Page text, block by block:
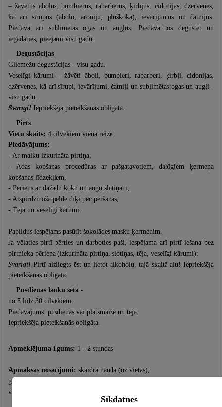
– žāvētus ābolus, bumbierus, rabarberus, ķirbjus, cidonijas, dzērvenes,
kā arī sīrupus (ābolu, aroniju, plūškoka), ievārījumus un čatnijus.
Piedāvā arī sublimētas ogas un augļus. Piedāvā tos degustēt un
iegādāties, pieejami visu gadu.
Degustācijas
Gliemežu degustācijas - visu gadu.
Veselīgi kārumi – žāvēti āboli, bumbieri, rabarberi, ķirbji, cidonijas,
dzērvenes, kā arī sīrupi, ievārījumi, čatniji un sublimētas ogas un augļi -
visu gadu.
Svarīgi! Iepriekšēja pieteikšanās obligāta.
Pirts
Vietu skaits: 4 cilvēkiem vienā reizē.
Piedāvājums:
- Ar malku izkurināta pirtiņa,
- Ādas kopšanas procedūras ar pašgatavotiem, dabīgiem ķermeņa
kopšanas līdzekļiem,
- Pēriens ar dažādu koku un augu slotiņām,
- Atspirdzinoša pelde dīķī pēc pēršanās,
- Tēja un veselīgi kārumi.
Papildus iespējams pasūtīt šokolādes masku ķermenim.
Ja vēlaties pirtī pērties un darboties paši, iespējama arī pirtī iešana bez
pirtnieka pēriena (izkurināta pirtiņa, slotiņas, tēja, veselīgi kārumi):
Svarīgi!Pirtī aizliegts ēst un lietot alkoholu, tajā skaitā alu! Iepriekšēja
pieteikšanās obligāta.
Pusdienas lauku sētā -
no 5 līdz 30 cilvēkiem.
Piedāvājums: pusdienas vai plātsmaize un tēja.
Iepriekšēja pieteikšanās obligāta.
Apmeklējuma ilgums: 1 - 2 stundas
Apmaksas nosacījumi: skaidrā naudā (uz vietas);
grupām - skaidrā naudā vai ar pārskaitījumu (priekšapmaksa iepriekš
vienojoties)
Sīkdatnes